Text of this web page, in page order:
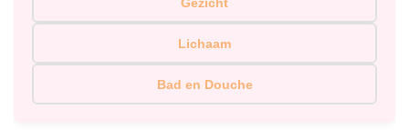
Lichaam
Bad en Douche